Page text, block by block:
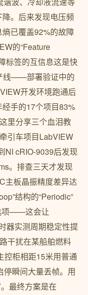
。后来发现电压频
已覆盖92%的故障
的“Feature
标签的互信息这是快
线——部署验证中的
开发环境跑通后
手的17个项目83%
里分享三个血泪教
引车项目LabVIEW
NI cRIO-9039后发现
。排查三天才发现
主板晶振精度差异达
结构的“Periodic”
项——这会让
器实测周期稳定性提
干扰在某船舶燃料
控柜相距15米用普通
停瞬间大量丢帧。用
最终方案是在